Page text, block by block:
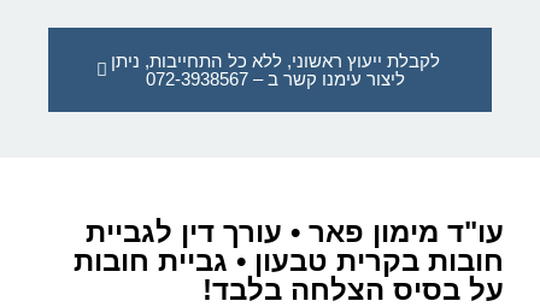
לקבלת ייעוץ ראשוני, ללא כל התחייבות, ניתן
ליצור עימנו קשר ב – 072-3938567
עו"ד מימון פאר • עורך דין לגביית
חובות בקרית טבעון • גביית חובות
על בסיס הצלחה בלבד!